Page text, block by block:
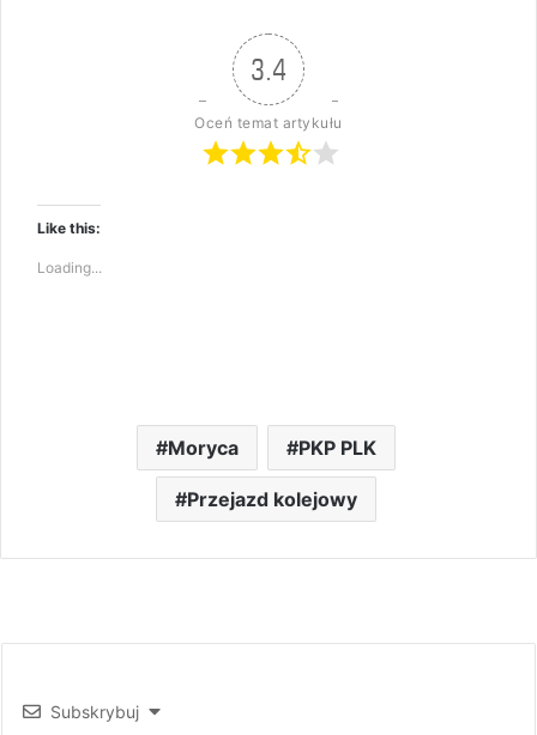
3.4
Oceń temat artykułu
Like this:
Loading...
Moryca PKP PLK
Przejazd kolejowy
Subskrybuj